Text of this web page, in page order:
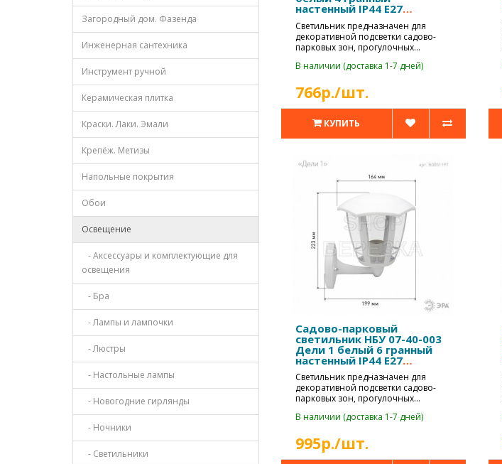
Загородный дом. Фазенда
Инженерная сантехника
Инструмент ручной
Керамическая плитка
Краски. Лаки. Эмали
Крепёж. Метизы
Напольные покрытия
Обои
Освещение
- Аксессуары и комплектующие для
освещения
- Бра
- Лампы и лампочки
- Люстры
- Настольные лампы
- Новогодние гирлянды
- Ночники
- Светильники
настенный IP44 Е27
max60Вт
Светильник предназначен для
декоративной подсветки садово-
парковых зон, прогулочных
В наличии (доставка 1-7 дней)
766р./шт.
КУПИТЬ
Садово-парковый
светильник НБУ 07-40-003
Дели 1 белый 6 гранный
настенный IP44 Е27
max40Вт
Светильник предназначен для
декоративной подсветки садово-
парковых зон, прогулочных
В наличии (доставка 1-7 дней)
995р./шт.